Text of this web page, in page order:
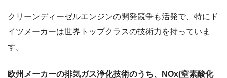
クリーンディーゼルエンジンの開発競争も活発で、特にド
イツメーカーは世界トップクラスの技術力を持っていま
す。
欧州メーカーの排気ガス浄化技術のうち、NOx(窒素酸化